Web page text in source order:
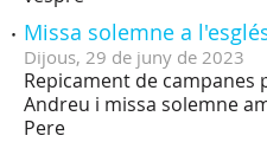
Missa solemne a
Dijous, 29 de juny de 2023
Repicament de campanes
Andreu i missa solemne
Pere